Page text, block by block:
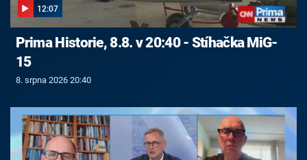
12:07
Prima Historie, 8.8. v 20:40 - Stíhačka MiG-
15
8. srpna 2026 20:40